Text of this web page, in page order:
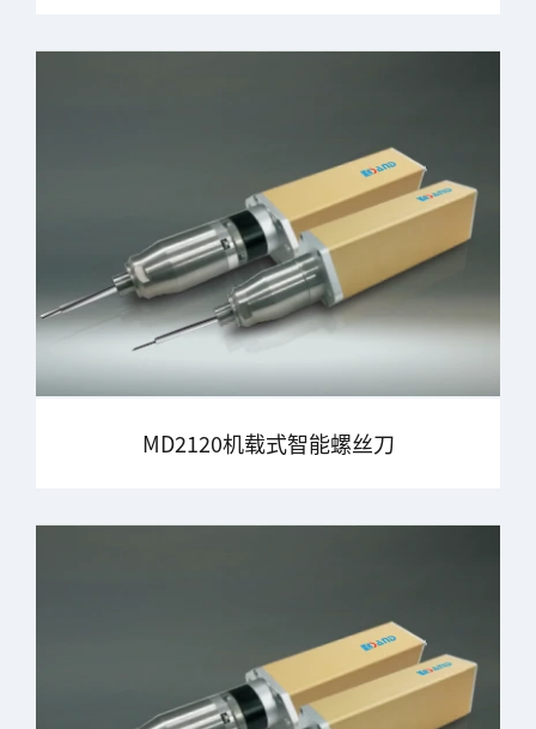
MD2120机载式智能螺丝刀